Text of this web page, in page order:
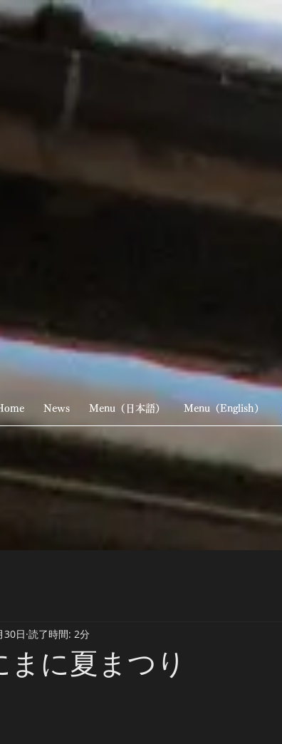
News Menu（日本語） Menu（English）
に夏まつり
30日 読了時間: 2分